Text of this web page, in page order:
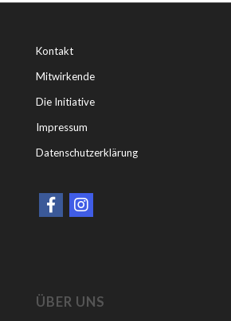
Kontakt
Mitwirkende
Die Initiative
Impressum
Datenschutzerklärung
ÜBER UNS